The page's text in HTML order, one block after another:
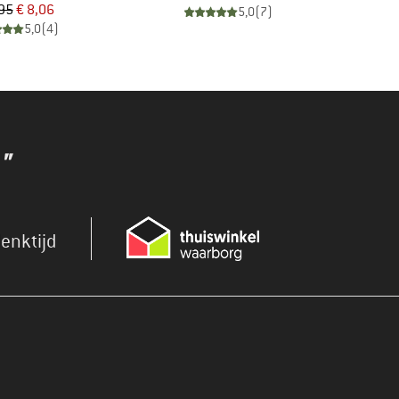
Prijs
Verlaagde prijs
€ 8,06
5,0(4)
5,0(7)